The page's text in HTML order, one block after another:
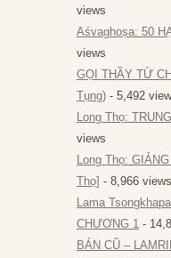
views
Aśvaghoṣa: 50
views
GỌI THẦY TỪ
Tụng) - 5,492
Long Thọ:
views
Long Thọ:
Thọ] - 8,966 views
Lama
CHƯƠNG 1 -
BẢN CŨ –